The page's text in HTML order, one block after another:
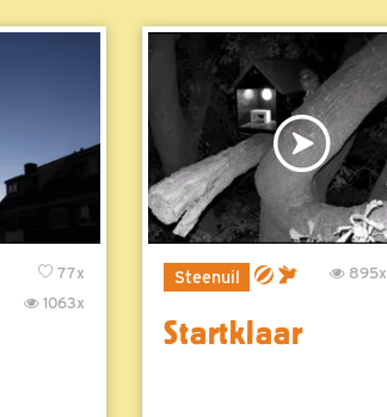
77x
1063x
Steenuil 895x
Startklaar